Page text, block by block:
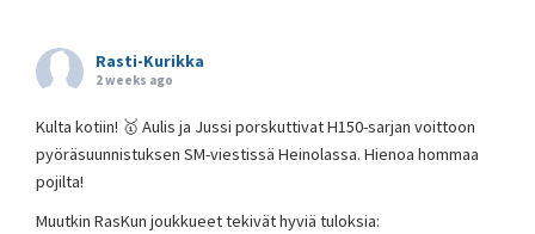
Rasti-Kurikka
2 weeks ago
Kulta kotiin! 🥇 Aulis ja Jussi porskuttivat H150-sarjan voittoon
pyöräsuunnistuksen SM-viestissä Heinolassa. Hienoa hommaa
pojilta!
Muutkin RasKun joukkueet tekivät hyviä tuloksia: